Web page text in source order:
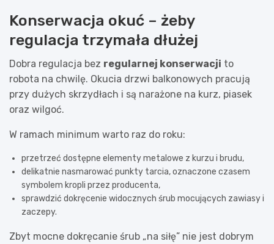
Konserwacja okuć – żeby
regulacja trzymała dłużej
Dobra regulacja bez regularnej konserwacji to
robota na chwilę. Okucia drzwi balkonowych pracują
przy dużych skrzydłach i są narażone na kurz, piasek
oraz wilgoć.
W ramach minimum warto raz do roku:
przetrzeć dostępne elementy metalowe z kurzu i brudu,
delikatnie nasmarować punkty tarcia, oznaczone czasem
symbolem kropli przez producenta,
sprawdzić dokręcenie widocznych śrub mocujących zawiasy i
zaczepy.
Zbyt mocne dokręcanie śrub „na siłę” nie jest dobrym